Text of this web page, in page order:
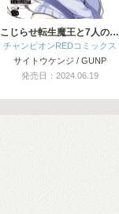
こじらせ転生魔王と7人の…
チャンピオンREDコミックス
サイトウケンジ / GUNP
発売日：2024.06.19